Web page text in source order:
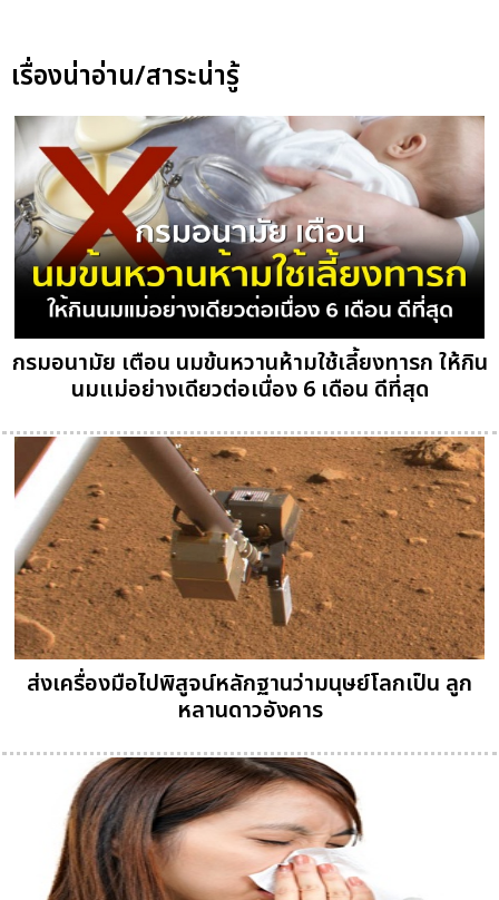
เรื่องน่าอ่าน/สาระน่ารู้
กรมอนามัย เตือน นมข้นหวานห้ามใช้เลี้ยงทารก ให้กิน
นมแม่อย่างเดียวต่อเนื่อง 6 เดือน ดีที่สุด
ส่งเครื่องมือไปพิสูจน์หลักฐานว่ามนุษย์โลกเป็น ลูก
หลานดาวอังคาร